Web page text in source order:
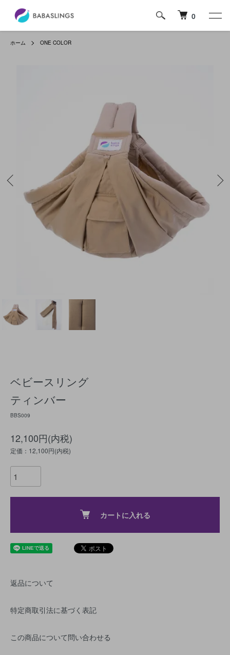
0
ホーム ONE COLOR
ベビースリング
ティンバー
BBS009
12,100円(内税)
定価：12,100円(内税)
カートに入れる
返品について
特定商取引法に基づく表記
この商品について問い合わせる